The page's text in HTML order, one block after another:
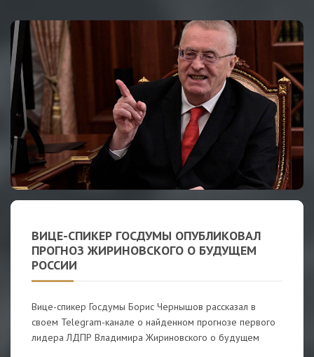
ВИЦЕ-СПИКЕР ГОСДУМЫ ОПУБЛИКОВАЛ
ПРОГНОЗ ЖИРИНОВСКОГО О БУДУЩЕМ
РОССИИ
Вице-спикер Госдумы Борис Чернышов рассказал в
своем Telegram-канале о найденном прогнозе первого
лидера ЛДПР Владимира Жириновского о будущем